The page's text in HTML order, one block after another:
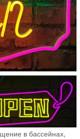
в бассейнах,